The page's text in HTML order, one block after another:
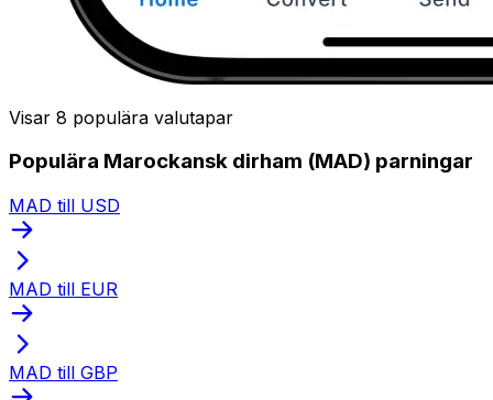
Visar 8 populära valutapar
Populära Marockansk dirham (MAD) parningar
MAD till USD
MAD till EUR
MAD till GBP